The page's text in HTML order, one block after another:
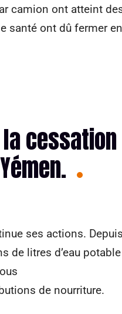
camion ont atteint
santé ont dû fermer
ses actions.
litres d’eau potable
de nourriture.